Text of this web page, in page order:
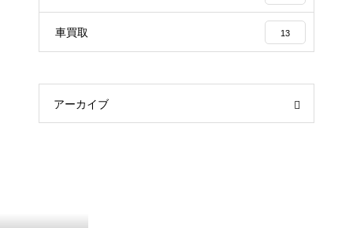
車買取 13
アーカイブ